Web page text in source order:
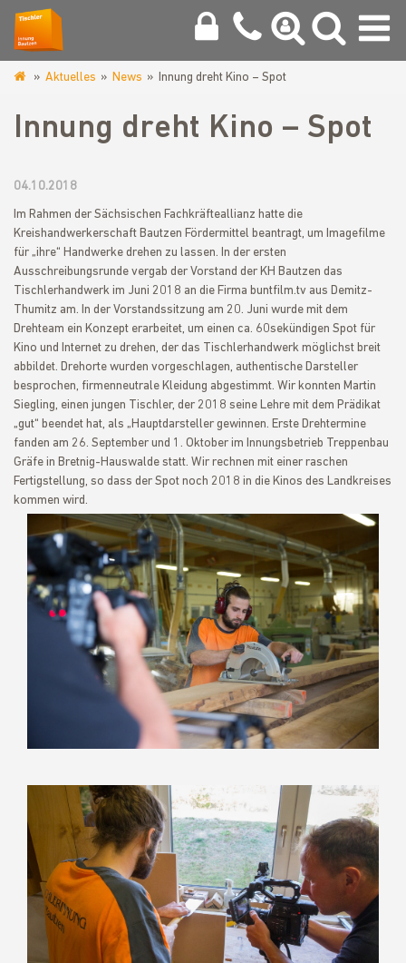
bautzen.de
Aktuelles News Innung dreht Kino – Spot
Innung dreht Kino – Spot
04.10.2018
Im Rahmen der Sächsischen Fachkräfteallianz hatte die
Kreishandwerkerschaft Bautzen Fördermittel beantragt, um Imagefilme
für „ihre“ Handwerke drehen zu lassen. In der ersten
Ausschreibungsrunde vergab der Vorstand der KH Bautzen das
Tischlerhandwerk im Juni 2018 an die Firma buntfilm.tv aus Demitz-
Thumitz am. In der Vorstandssitzung am 20. Juni wurde mit dem
Drehteam ein Konzept erarbeitet, um einen ca. 60sekündigen Spot für
Kino und Internet zu drehen, der das Tischlerhandwerk möglichst breit
abbildet. Drehorte wurden vorgeschlagen, authentische Darsteller
besprochen, firmenneutrale Kleidung abgestimmt. Wir konnten Martin
Siegling, einen jungen Tischler, der 2018 seine Lehre mit dem Prädikat
„gut“ beendet hat, als „Hauptdarsteller gewinnen. Erste Drehtermine
fanden am 26. September und 1. Oktober im Innungsbetrieb Treppenbau
Gräfe in Bretnig-Hauswalde statt. Wir rechnen mit einer raschen
Fertigstellung, so dass der Spot noch 2018 in die Kinos des Landkreises
kommen wird.